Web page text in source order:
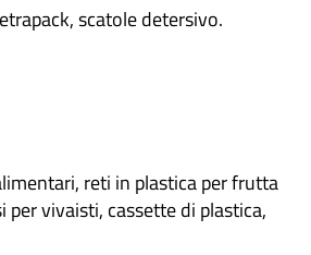
scatole detersivo.
reti in plastica per frutta
vivaisti, cassette di plastica,